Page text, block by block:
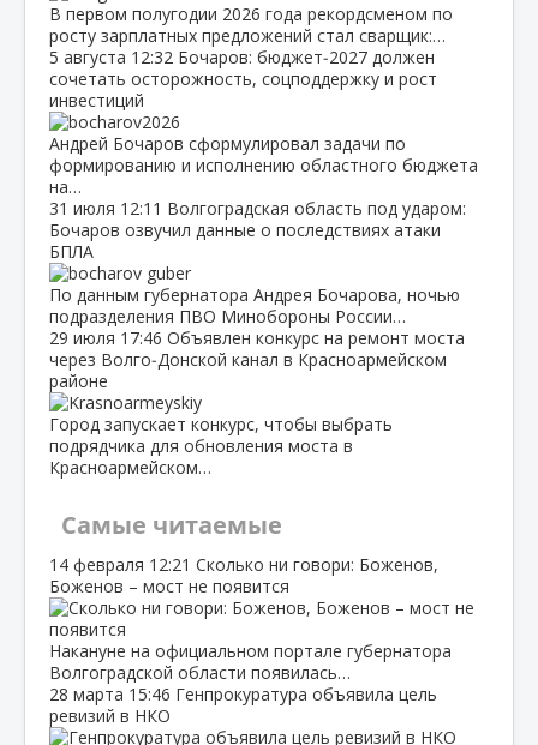
В первом полугодии 2026 года рекордсменом по
росту зарплатных предложений стал сварщик:…
5 августа 12:32 Бочаров: бюджет‑2027 должен
сочетать осторожность, соцподдержку и рост
инвестиций
Андрей Бочаров сформулировал задачи по
формированию и исполнению областного бюджета
на…
31 июля 12:11 Волгоградская область под ударом:
Бочаров озвучил данные о последствиях атаки
БПЛА
По данным губернатора Андрея Бочарова, ночью
подразделения ПВО Минобороны России…
29 июля 17:46 Объявлен конкурс на ремонт моста
через Волго‑Донской канал в Красноармейском
районе
Город запускает конкурс, чтобы выбрать
подрядчика для обновления моста в
Красноармейском…
Самые читаемые
14 февраля 12:21 Сколько ни говори: Боженов,
Боженов – мост не появится
Накануне на официальном портале губернатора
Волгоградской области появилась…
28 марта 15:46 Генпрокуратура объявила цель
ревизий в НКО